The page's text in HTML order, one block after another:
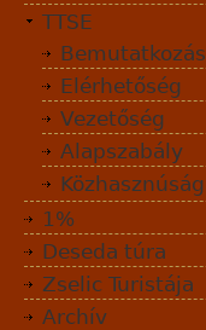
TTSE
Bemutatkozás
Elérhetőség
Vezetőség
Alapszabály
Közhasznúság
1%
Deseda túra
Zselic Turistája
Archív